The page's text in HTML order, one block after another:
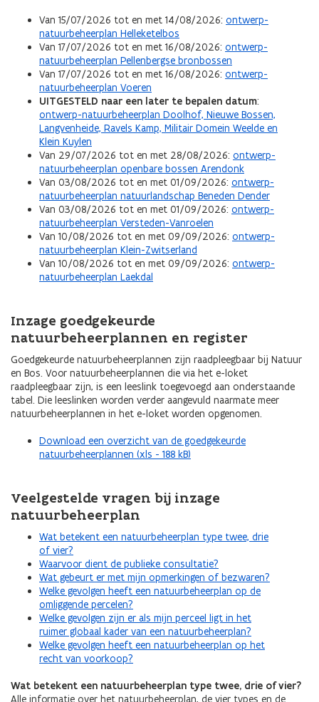
Van 15/07/2026 tot en met 14/08/2026: ontwerp-
natuurbeheerplan Helleketelbos
Van 17/07/2026 tot en met 16/08/2026: ontwerp-
natuurbeheerplan Pellenbergse bronbossen
Van 17/07/2026 tot en met 16/08/2026: ontwerp-
natuurbeheerplan Voeren
UITGESTELD naar een later te bepalen datum:
ontwerp-natuurbeheerplan Doolhof, Nieuwe Bossen,
Langvenheide, Ravels Kamp, Militair Domein Weelde en
Klein Kuylen
Van 29/07/2026 tot en met 28/08/2026: ontwerp-
natuurbeheerplan openbare bossen Arendonk
Van 03/08/2026 tot en met 01/09/2026: ontwerp-
natuurbeheerplan natuurlandschap Beneden Dender
Van 03/08/2026 tot en met 01/09/2026: ontwerp-
natuurbeheerplan Versteden-Vanroelen
Van 10/08/2026 tot en met 09/09/2026: ontwerp-
natuurbeheerplan Klein-Zwitserland
Van 10/08/2026 tot en met 09/09/2026: ontwerp-
natuurbeheerplan Laekdal
Inzage goedgekeurde
natuurbeheerplannen en register
Goedgekeurde natuurbeheerplannen zijn raadpleegbaar bij Natuur
en Bos. Voor natuurbeheerplannen die via het e-loket
raadpleegbaar zijn, is een leeslink toegevoegd aan onderstaande
tabel. Die leeslinken worden verder aangevuld naarmate meer
natuurbeheerplannen in het e-loket worden opgenomen.
Download een overzicht van de goedgekeurde
natuurbeheerplannen (xls - 188 kB)
Veelgestelde vragen bij inzage
natuurbeheerplan
Wat betekent een natuurbeheerplan type twee, drie
of vier?
Waarvoor dient de publieke consultatie?
Wat gebeurt er met mijn opmerkingen of bezwaren?
Welke gevolgen heeft een natuurbeheerplan op de
omliggende percelen?
Welke gevolgen zijn er als mijn perceel ligt in het
ruimer globaal kader van een natuurbeheerplan?
Welke gevolgen heeft een natuurbeheerplan op het
recht van voorkoop?
Wat betekent een natuurbeheerplan type twee, drie of vier?
Alle informatie over het natuurbeheerplan, de vier types en de